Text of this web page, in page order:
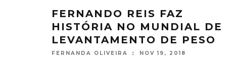
FERNANDO REIS FAZ
HISTÓRIA NO MUNDIAL DE
LEVANTAMENTO DE PESO
FERNANDA OLIVEIRA NOV 19, 2018